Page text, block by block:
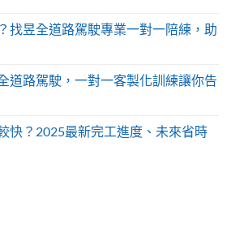
找昱全道路駕駛專業一對一陪練，助
道路駕駛，一對一客製化訓練讓你告
快？2025最新完工進度、未來省時